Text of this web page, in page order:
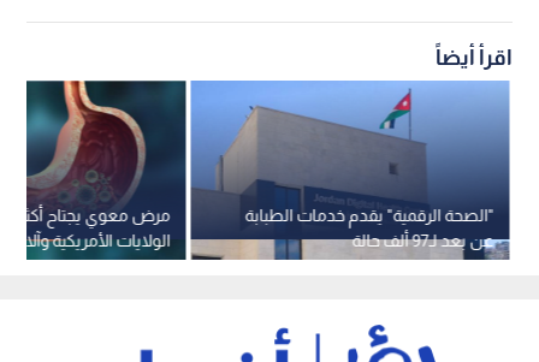
اقرأ أيضاً
مرض معوي يجتاح أكثر
الولايات الأمريكية وآلاف
الرصد
"الصحة الرقمية" يقدم خدمات الطبابة
عن بعد لـ97 ألف حالة